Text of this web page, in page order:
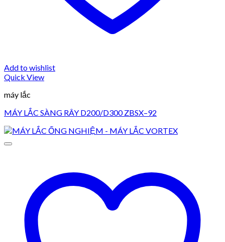
Add to wishlist
Quick View
máy lắc
MÁY LẮC SÀNG RÂY D200/D300 ZBSX–92